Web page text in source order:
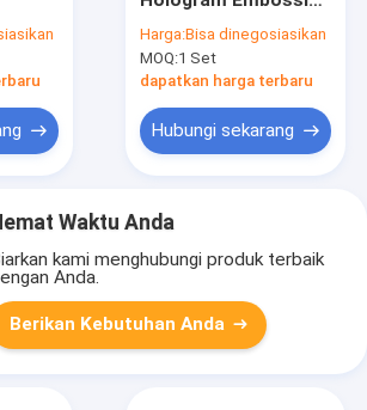
100mn Ketebalan
Harga:Bisa dinegosiasikan
MOQ:1 Set
dapatkan harga terbaru
Hubungi sekarang
Waktu Anda
kami menghubungi produk terbaik
Anda.
Berikan Kebutuhan Anda